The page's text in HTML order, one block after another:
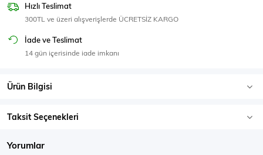
Eşofman Üstü
Hızlı Teslimat
300TL ve üzeri alışverişlerde ÜCRETSİZ KARGO
İade ve Teslimat
14 gün içerisinde iade imkanı
Ürün Bilgisi
Taksit Seçenekleri
Yorumlar